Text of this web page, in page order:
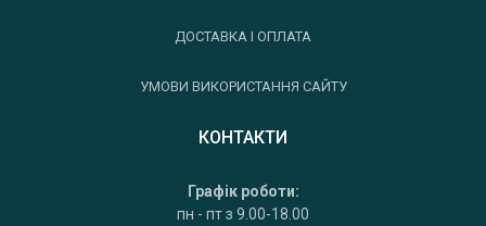
ДОСТАВКА І ОПЛАТА
УМОВИ ВИКОРИСТАННЯ САЙТУ
КОНТАКТИ
Графік роботи:
пн - пт з 9.00-18.00